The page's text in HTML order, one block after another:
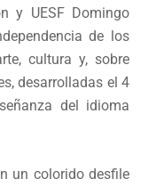
y UESF Domingo
de los
cultura y, sobre
desarrolladas el 4
del idioma
un colorido desfile